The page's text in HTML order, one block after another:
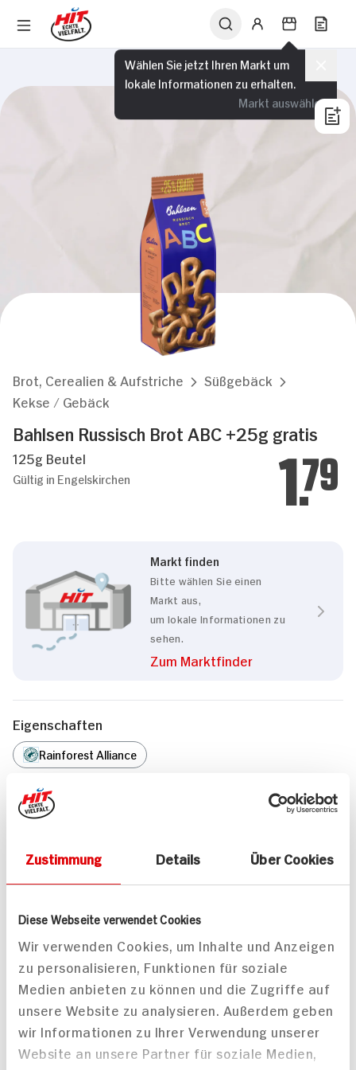
Zustimmung Details Über Cookies
Diese Webseite verwendet Cookies
Wir verwenden Cookies, um Inhalte und Anzeigen
zu personalisieren, Funktionen für soziale
Medien anbieten zu können und die Zugriffe auf
unsere Website zu analysieren. Außerdem geben
wir Informationen zu Ihrer Verwendung unserer
Website an unsere Partner für soziale Medien,
Wählen Sie jetzt Ihren Markt um
lokale Informationen zu erhalten.
Markt auswählen
Brot, Cerealien & Aufstriche
Süßgebäck
Kekse / Gebäck
Bahlsen Russisch Brot ABC +25g gratis
125g Beutel
Gültig in Engelskirchen 1.79
Markt finden
Bitte wählen Sie einen
Markt aus,
um lokale Informationen zu
sehen.
Zum Marktfinder
Eigenschaften
Rainforest Alliance
Marke
Bahlsen
Weitere Artikel aus dieser Kategorie
Dr. Quendt Russisch Brot
100g Beutel
Bahlsen Russisch Brot
ABC
100g Beutel
16x verfügbar